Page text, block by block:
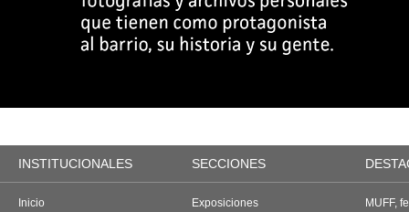
INSTITUCIONALES SECCIONES
Inicio
Exposiciones
MUFF,